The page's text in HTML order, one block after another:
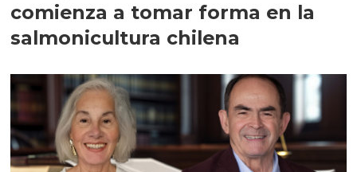
comienza a tomar forma en la
salmonicultura chilena